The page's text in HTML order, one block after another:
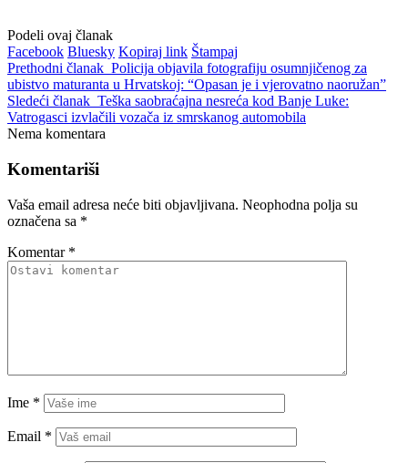
Podeli ovaj članak
Facebook Bluesky Kopiraj link Štampaj
Prethodni članak Policija objavila fotografiju osumnjičenog za
ubistvo maturanta u Hrvatskoj: “Opasan je i vjerovatno naoružan”
Sledeći članak Teška saobraćajna nesreća kod Banje Luke:
Vatrogasci izvlačili vozača iz smrskanog automobila
Nema komentara
Komentariši
Vaša email adresa neće biti objavljivana. Neophodna polja su
označena sa *
Komentar *
Ime *
Email *